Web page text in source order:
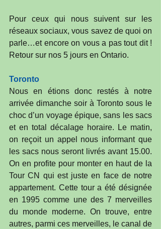
Pour ceux qui nous suivent sur les
réseaux sociaux, vous savez de quoi on
parle…et encore on vous a pas tout dit !
Retour sur nos 5 jours en Ontario.
Toronto
Nous en étions donc restés à notre
arrivée dimanche soir à Toronto sous le
choc d’un voyage épique, sans les sacs
et en total décalage horaire. Le matin,
on reçoit un appel nous informant que
les sacs nous seront livrés avant 15.00.
On en profite pour monter en haut de la
Tour CN qui est juste en face de notre
appartement. Cette tour a été désignée
en 1995 comme une des 7 merveilles
du monde moderne. On trouve, entre
autres, parmi ces merveilles, le canal de